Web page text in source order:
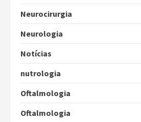
Neurocirurgia
Neurologia
Notícias
nutrologia
Oftalmologia
Oftalmologia